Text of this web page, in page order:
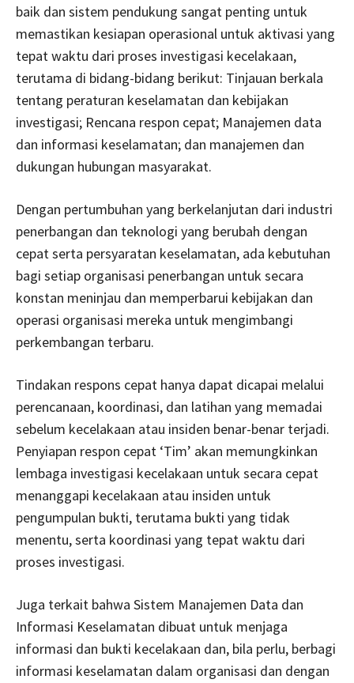
baik dan sistem pendukung sangat penting untuk
memastikan kesiapan operasional untuk aktivasi yang
tepat waktu dari proses investigasi kecelakaan,
terutama di bidang-bidang berikut: Tinjauan berkala
tentang peraturan keselamatan dan kebijakan
investigasi; Rencana respon cepat; Manajemen data
dan informasi keselamatan; dan manajemen dan
dukungan hubungan masyarakat.
Dengan pertumbuhan yang berkelanjutan dari industri
penerbangan dan teknologi yang berubah dengan
cepat serta persyaratan keselamatan, ada kebutuhan
bagi setiap organisasi penerbangan untuk secara
konstan meninjau dan memperbarui kebijakan dan
operasi organisasi mereka untuk mengimbangi
perkembangan terbaru.
Tindakan respons cepat hanya dapat dicapai melalui
perencanaan, koordinasi, dan latihan yang memadai
sebelum kecelakaan atau insiden benar-benar terjadi.
Penyiapan respon cepat ‘Tim’ akan memungkinkan
lembaga investigasi kecelakaan untuk secara cepat
menanggapi kecelakaan atau insiden untuk
pengumpulan bukti, terutama bukti yang tidak
menentu, serta koordinasi yang tepat waktu dari
proses investigasi.
Juga terkait bahwa Sistem Manajemen Data dan
Informasi Keselamatan dibuat untuk menjaga
informasi dan bukti kecelakaan dan, bila perlu, berbagi
informasi keselamatan dalam organisasi dan dengan